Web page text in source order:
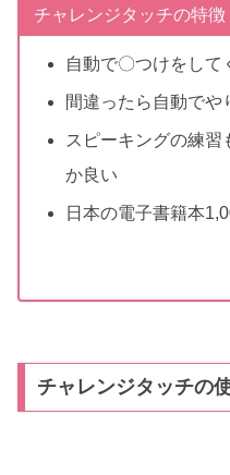
チャレンジタッチの特徴
自動で〇つけをして
間違ったら自動でや
スピーキングの練習
か良い
日本の電子書籍本
チャレンジタッチの